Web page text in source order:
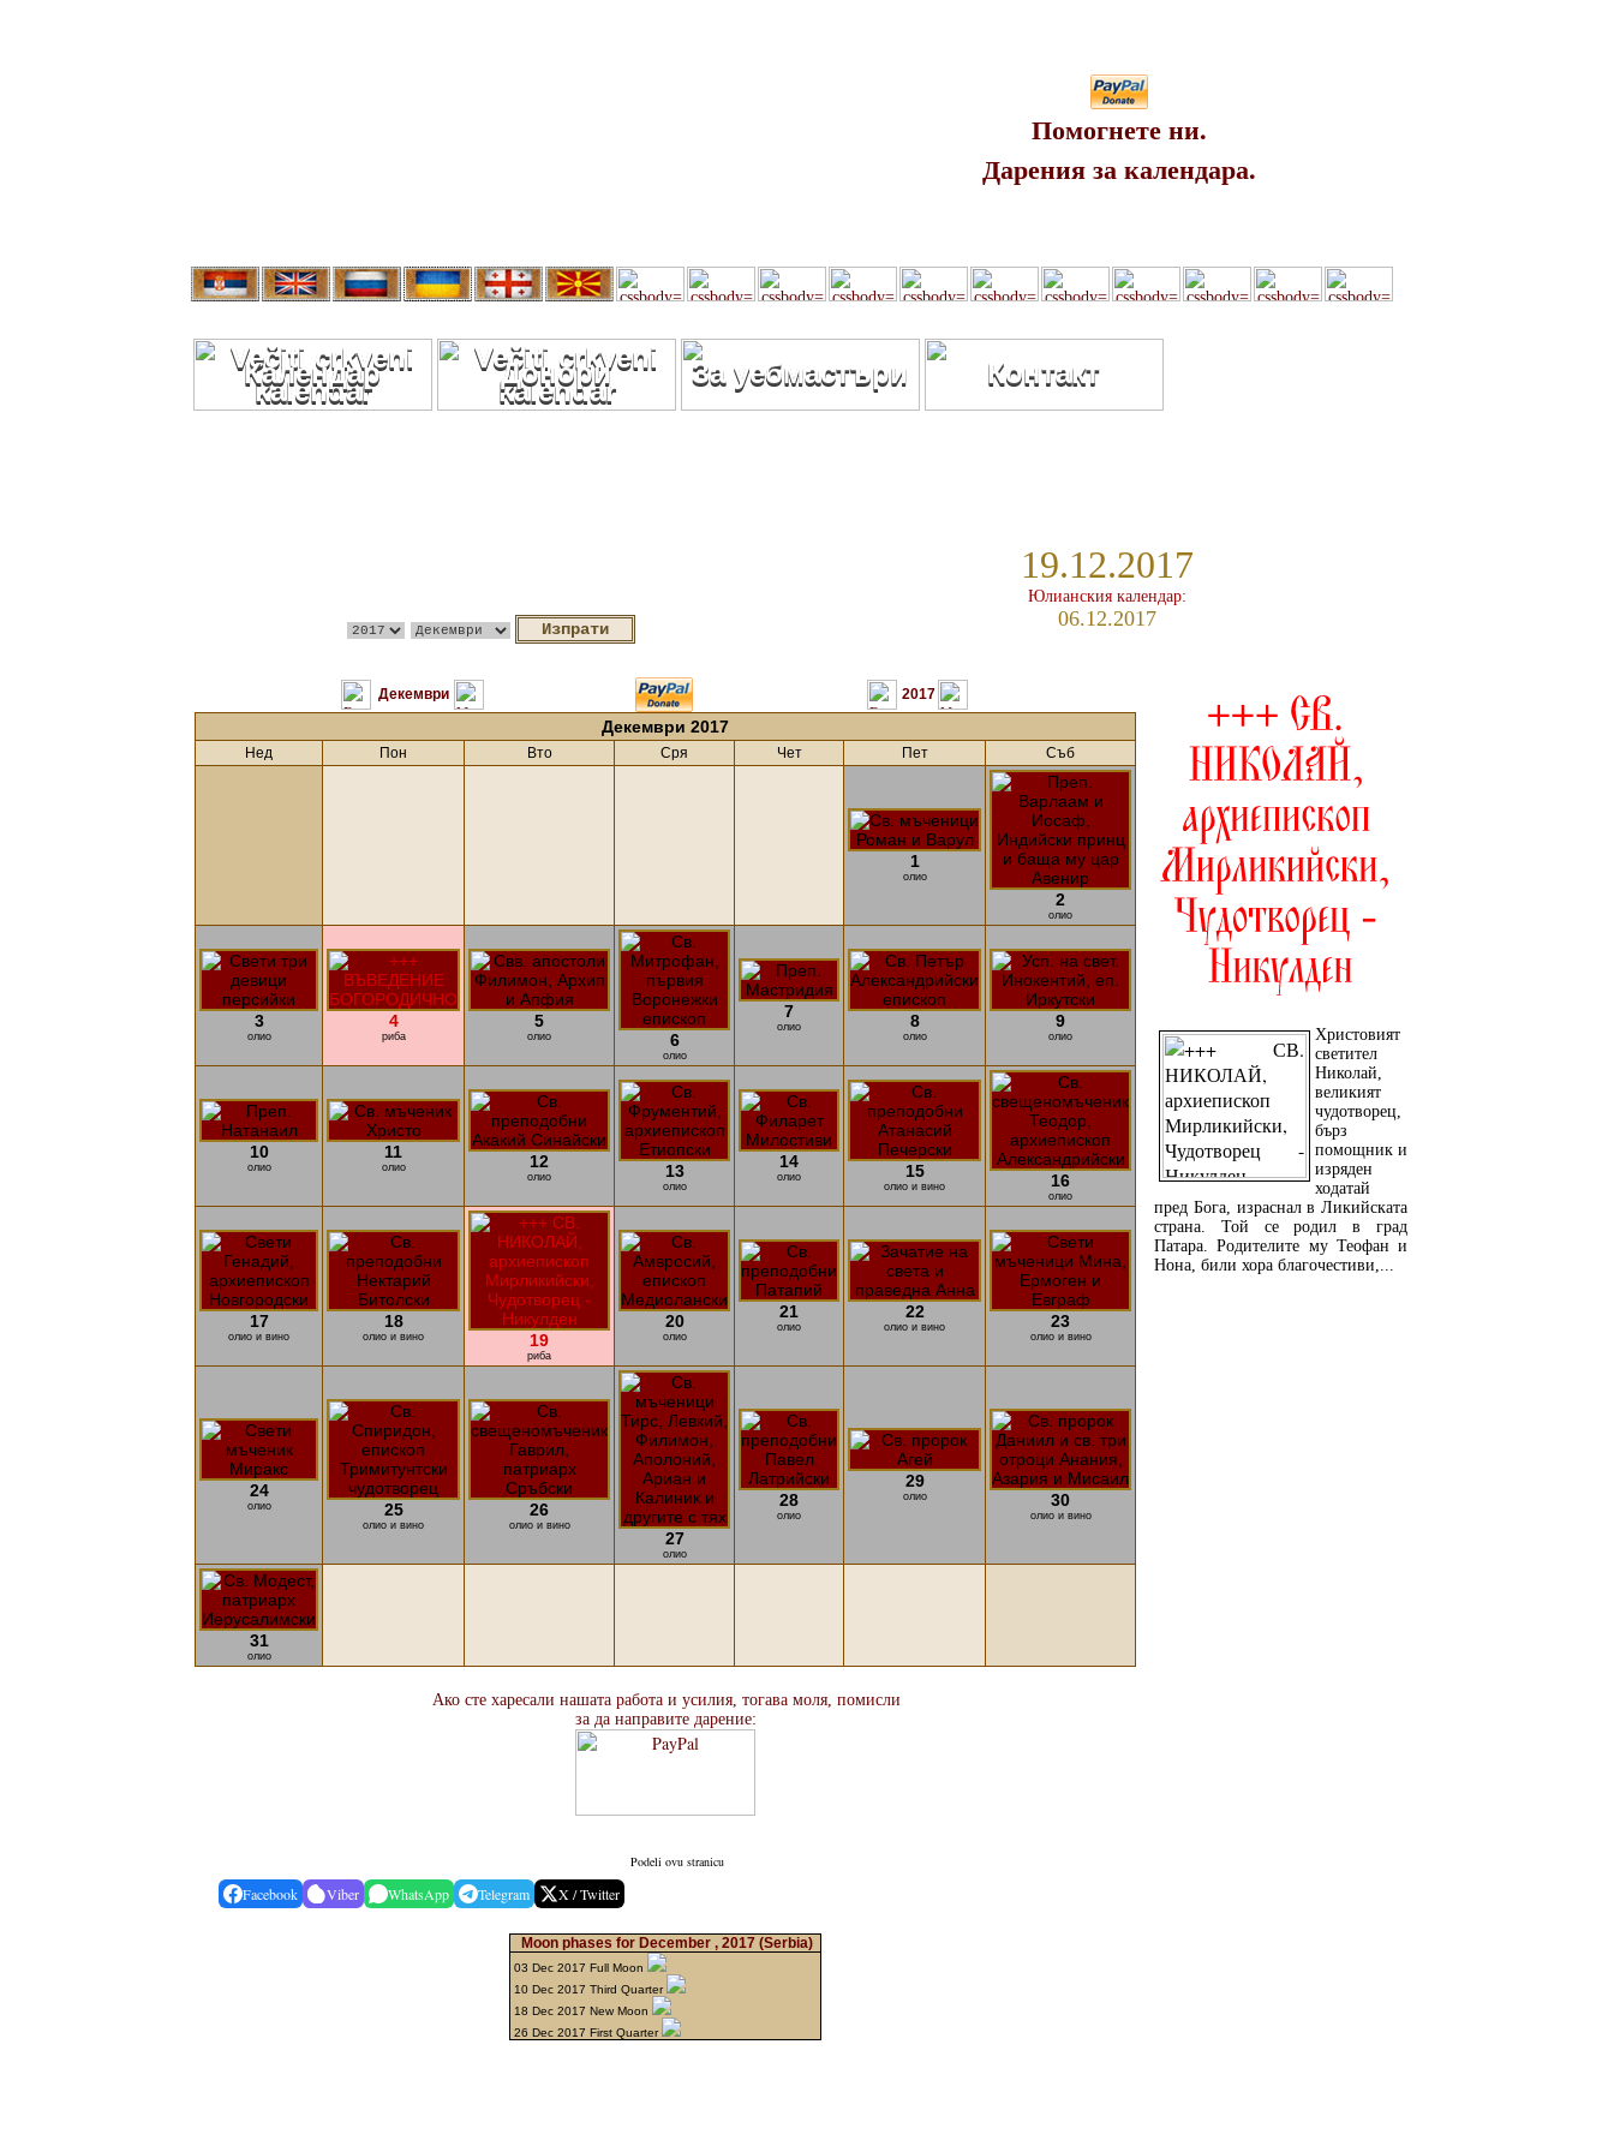
Помогнете ни.
Дарения за календара.
Календар Донори За уебмастъри Контакт
19.12.2017
Юлианския календар:
06.12.2017
Декември 2017
Христовият
светител
Николай,
великият
чудотворец,
бърз
помощник и
изряден
ходатай
пред Бога, израснал в Ликийската
страна. Той се родил в град
Патара. Родителите му Теофан и
Нона, били хора благочестиви,...
Декември 2017
Нед Пон Вто Сря Чет Пет Съб
1
олио
2
олио
3
олио
4
риба
5
олио 6
олио
7
олио 8
олио
9
олио
10
олио
11
олио 12
олио 13
олио
14
олио 15
олио и вино 16
олио
17
олио и вино
18
олио и вино 19
риба
20
олио
21
олио
22
олио и вино 23
олио и вино
24
олио 25
олио и вино
26
олио и вино
27
олио
28
олио
29
олио 30
олио и вино
31
олио
Ако сте харесали нашата работа и усилия, тогава моля, помисли
за да направите дарение:
Podeli ovu stranicu
Facebook Viber WhatsApp Telegram X / Twitter
Moon phases for December , 2017 (Serbia)
03 Dec 2017 Full Moon
10 Dec 2017 Third Quarter
18 Dec 2017 New Moon
26 Dec 2017 First Quarter